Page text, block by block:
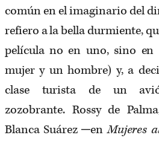
común en el imaginario del
refiero a la bella durmiente,
película no en uno, sino en
mujer y un hombre) y, a
clase turista de un
zozobrante. Rossy de
Blanca Suárez ─enMujeres